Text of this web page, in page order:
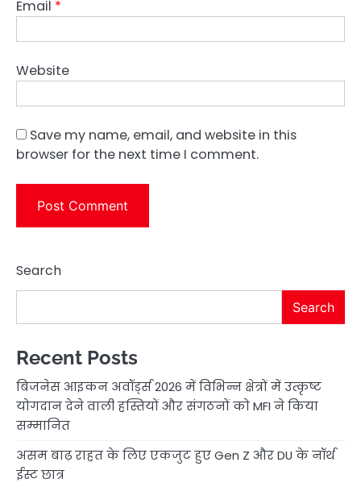
Email *
Website
Save my name, email, and website in this
browser for the next time I comment.
Search
Search
Recent Posts
बिजनेस आइकन अवॉर्ड्स 2026 में विभिन्न क्षेत्रों में उत्कृष्ट
योगदान देने वाली हस्तियों और संगठनों को MFI ने किया
सम्मानित
असम बाढ़ राहत के लिए एकजुट हुए Gen Z और DU के नॉर्थ
ईस्ट छात्र